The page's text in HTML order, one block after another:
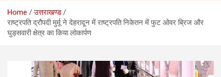
Home
उत्तराखण्ड
राष्ट्रपति द्रौपदी मुर्मू ने देहरादून में राष्ट्रपति निकेतन में फुट ओवर ब्रिज और
घुड़सवारी क्षेत्र का किया लोकार्पण